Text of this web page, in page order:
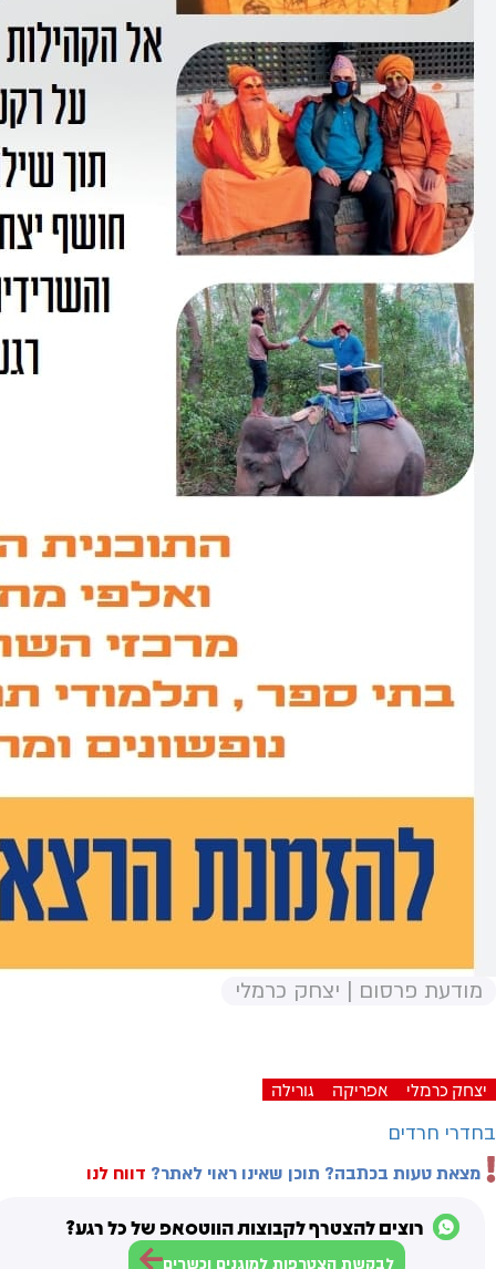
מודעת פרסום | יצחק כרמלי
יצחק כרמלי אפריקה גורילה
בחדרי חרדים
מצאת טעות בכתבה? תוכן שאינו ראוי לאתר? דווח לנו
רוצים להצטרף לקבוצות הווטסאפ של כל רגע?
לבקשת הצטרפות למוגנים וכשרים